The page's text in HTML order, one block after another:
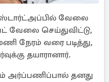
ஸ்டார்ட்அப்பில் வேலை
வேலை செய்துவிட்டு,
நேரம் வரை படித்து,
தயாரானார்.
அர்ப்பணிப்பால் தனது